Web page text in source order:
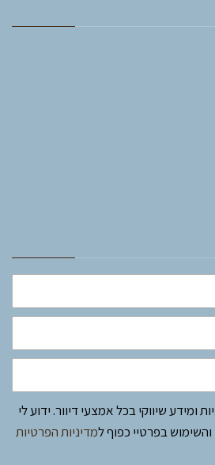
ומידע שיווקי בכל אמצעי דיוור. ידוע לי
בפרטיי כפוף למדיניות הפרטיות